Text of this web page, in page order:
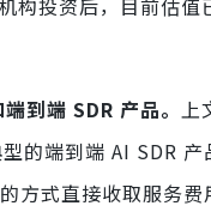
构投资后，目前估值
到端 SDR 产品。 上
的端到端 AI SDR 产
方式直接收取服务费